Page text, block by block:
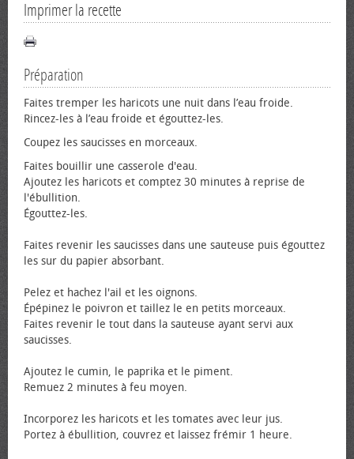
Imprimer la recette
Préparation
Faites tremper les haricots une nuit dans l’eau froide.
Rincez-les à l’eau froide et égouttez-les.
Coupez les saucisses en morceaux.
Faites bouillir une casserole d'eau.
Ajoutez les haricots et comptez 30 minutes à reprise de
l'ébullition.
Égouttez-les.
Faites revenir les saucisses dans une sauteuse puis égouttez
les sur du papier absorbant.
Pelez et hachez l'ail et les oignons.
Épépinez le poivron et taillez le en petits morceaux.
Faites revenir le tout dans la sauteuse ayant servi aux
saucisses.
Ajoutez le cumin, le paprika et le piment.
Remuez 2 minutes à feu moyen.
Incorporez les haricots et les tomates avec leur jus.
Portez à ébullition, couvrez et laissez frémir 1 heure.